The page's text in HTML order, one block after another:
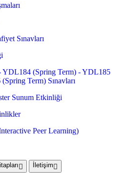
Sınavları
(Spring Term) - YDL185
Term) Sınavları
Sunum Etkinliği
Peer Learning)
Kitapları İletişim